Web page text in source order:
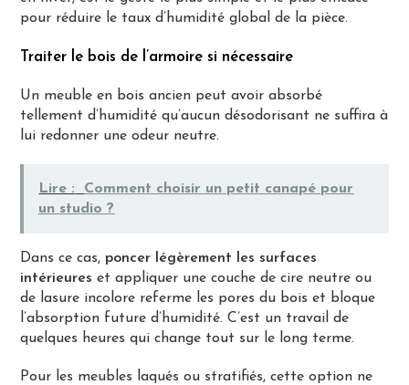
pour réduire le taux d’humidité global de la pièce.
Traiter le bois de l’armoire si nécessaire
Un meuble en bois ancien peut avoir absorbé
tellement d’humidité qu’aucun désodorisant ne suffira à
lui redonner une odeur neutre.
Lire :
Comment choisir un petit canapé pour
un studio ?
Dans ce cas, poncer légèrement les surfaces
intérieures et appliquer une couche de cire neutre ou
de lasure incolore referme les pores du bois et bloque
l’absorption future d’humidité. C’est un travail de
quelques heures qui change tout sur le long terme.
Pour les meubles laqués ou stratifiés, cette option ne